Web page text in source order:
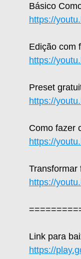
Básico
https://
Edição com
https://
Preset
https://
Como fazer
https://
Transformar
https://
Link para
https://